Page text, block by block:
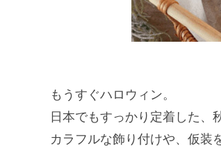
もうすぐハロウィン。
日本でもすっかり定着した、
カラフルな飾り付けや、仮装